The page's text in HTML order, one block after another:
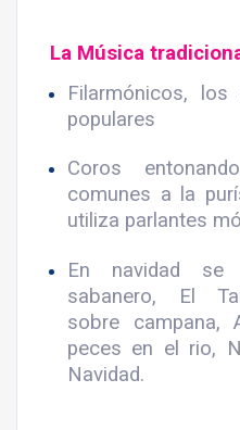
La Música
Filarmónicos,
populares
Coros
comunes a la
utiliza parlantes
En navidad se
sabanero, El
sobre campana,
peces en el rio,
Navidad.